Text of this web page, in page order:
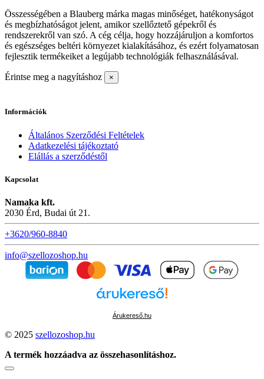
Összességében a Blauberg márka magas minőséget, hatékonyságot
és megbízhatóságot jelent, amikor szellőztető gépekről és
rendszerekről van szó. A cég célja, hogy hozzájáruljon a komfortos
és egészséges beltéri környezet kialakításához, és ezért folyamatosan
fejlesztik termékeiket a legújabb technológiák felhasználásával.
Érintse meg a nagyításhoz ×
Információk
Általános Szerződési Feltételek
Adatkezelési tájékoztató
Elállás a szerződéstől
Kapcsolat
Namaka kft.
2030 Érd, Budai út 21.
+3620/960-8840
info@szellozoshop.hu
Árukereső.hu
© 2025 szellozoshop.hu
A termék hozzáadva az összehasonlításhoz.